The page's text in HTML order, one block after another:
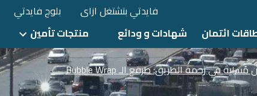
فايدتي بتشتغل ازاى بلوج فايدتي
ائتمان شهادات و ودائع منتجات تأمين